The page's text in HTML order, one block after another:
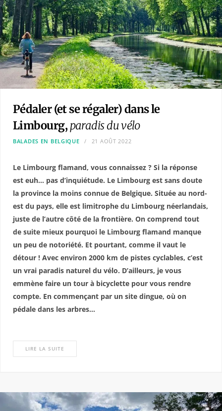
Pédaler (et se régaler) dans le
Limbourg, paradis du vélo
BALADES EN BELGIQUE 21 AOÛT 2022
Le Limbourg flamand, vous connaissez ? Si la réponse
est euh… pas d’inquiétude. Le Limbourg est sans doute
la province la moins connue de Belgique. Située au nord-
est du pays, elle est limitrophe du Limbourg néerlandais,
juste de l’autre côté de la frontière. On comprend tout
de suite mieux pourquoi le Limbourg flamand manque
un peu de notoriété. Et pourtant, comme il vaut le
détour ! Avec environ 2000 km de pistes cyclables, c’est
un vrai paradis naturel du vélo. D’ailleurs, je vous
emmène faire un tour à bicyclette pour vous rendre
compte. En commençant par un site dingue, où on
pédale dans les arbres…
LIRE LA SUITE